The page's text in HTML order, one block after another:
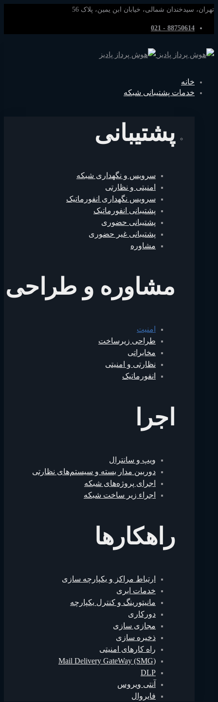
تهران، سیدخندان شمالی، خیابان ابن یمین، پلاک 56
88750614 - 021
خانه
خدمات پشتیبانی شبکه
پشتیبانی
سرویس و نگهداری شبکه
امنیتی و نظارتی
سرویس نگهداری انفورماتیک
پشتیبانی انفورماتیک
پشتیبانی حضوری
پشتیبانی غیر حضوری
مشاوره
مشاوره و طراحی
امنیت
طراحی زیرساخت
مخابراتی
نظارتی و امنیتی
انفورماتیک
اجرا
ویپ و سانترال
دوربین مدار بسته و سیستم‌های نظارتی
اجرای پروژه‌های شبکه
اجراء زیر ساخت شبکه
راهکارها
ارتباط مراکز و یکپارچه سازی
خدمات ابری
مانیتورینگ و کنترل یکپارچه
دورکاری
مجازی سازی
ذخیره سازی
راه کار‌های امنیتی
Mail Delivery GateWay (SMG)
DLP
آنتی ویروس
فایروال